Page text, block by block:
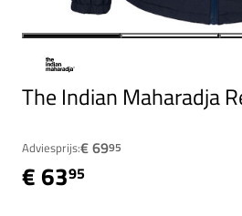
The Indian Maharadja
Adviesprijs:€ 6995
€ 6395